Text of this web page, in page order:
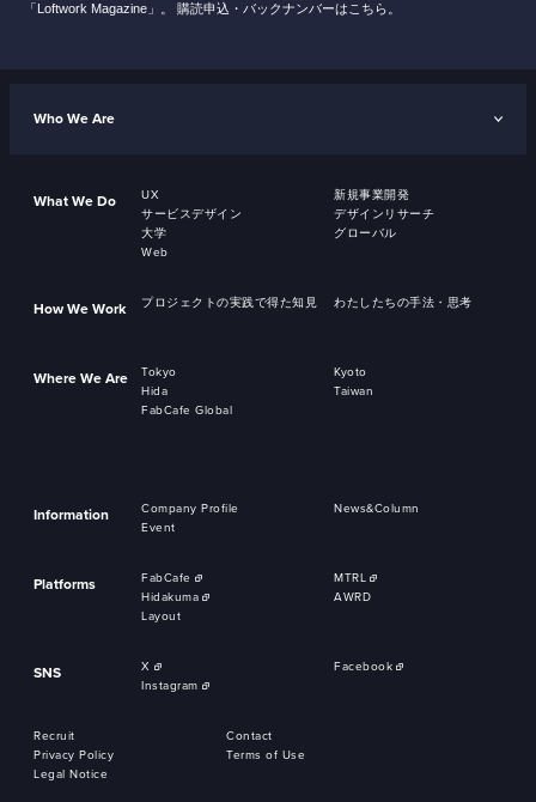
「Loftwork Magazine」。
購読申込・バックナンバーはこちら。
Who We Are
What We Do UX
新規事業開発
サービスデザイン
デザインリサーチ
大学
グローバル
Web
How We Work プロジェクトの実践で得た知見 わたしたちの手法・思考
Where We Are Tokyo
Kyoto
Hida
Taiwan
FabCafe Global
Information Company Profile
News&Column
Event
Platforms FabCafe
MTRL
Hidakuma
AWRD
Layout
SNS X
Facebook
Instagram
Recruit
Contact
Privacy Policy
Terms of Use
Legal Notice